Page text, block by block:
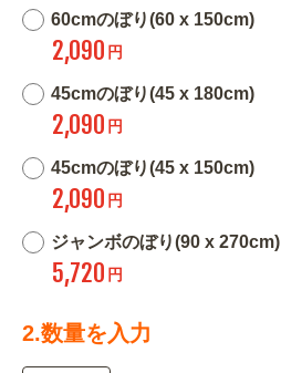
60cmのぼり(60 x 150cm)
2,090 円
45cmのぼり(45 x 180cm)
2,090 円
45cmのぼり(45 x 150cm)
2,090 円
ジャンボのぼり(90 x 270cm)
5,720 円
2.数量を入力